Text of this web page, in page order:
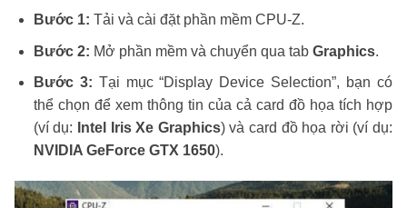
Bước 1: Tải và cài đặt phần mềm CPU-Z.
Bước 2: Mở phần mềm và chuyển qua tab Graphics.
Bước 3: Tại mục “Display Device Selection”, bạn có
thể chọn để xem thông tin của cả card đồ họa tích hợp
(ví dụ:
Intel Iris Xe Graphics) và card đồ họa rời (ví dụ:
NVIDIA GeForce GTX 1650).